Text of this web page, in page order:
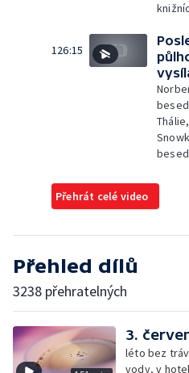
126:15
Thálie,
Přehrát celé video
Přehled dílů
3238 přehratelných
3.
léto bez
vody, v